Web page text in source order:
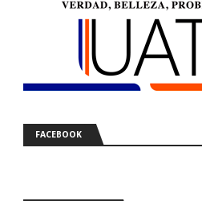
FACEBOOK